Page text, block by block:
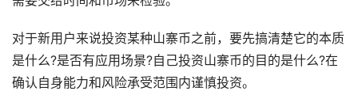
对于新用户来说投资某种山寨币之前，要先搞清楚它的本质
是什么?是否有应用场景?自己投资山寨币的目的是什么?在
确认自身能力和风险承受范围内谨慎投资。